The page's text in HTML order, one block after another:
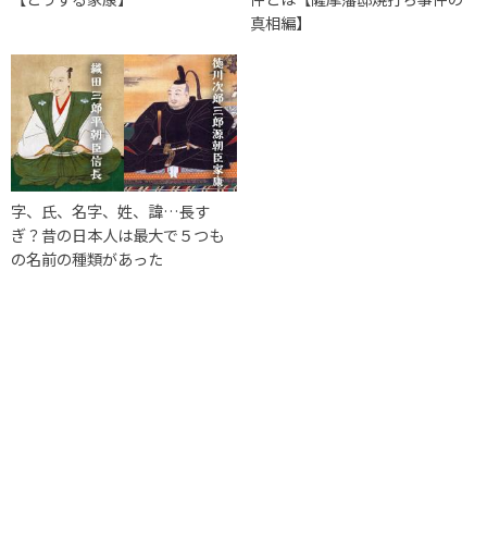
真相編】
字、氏、名字、姓、諱…長す
ぎ？昔の日本人は最大で５つも
の名前の種類があった